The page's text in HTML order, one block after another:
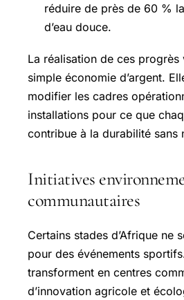
réduire de près de 60 %
d’eau douce.
La réalisation de ces progrès
simple économie d’argent.
modifier les cadres
installations pour ce que
contribue à la durabilité sans
Initiatives
communautaires
Certains stades d’Afrique ne
pour des événements
transforment en centres
d’innovation agricole et